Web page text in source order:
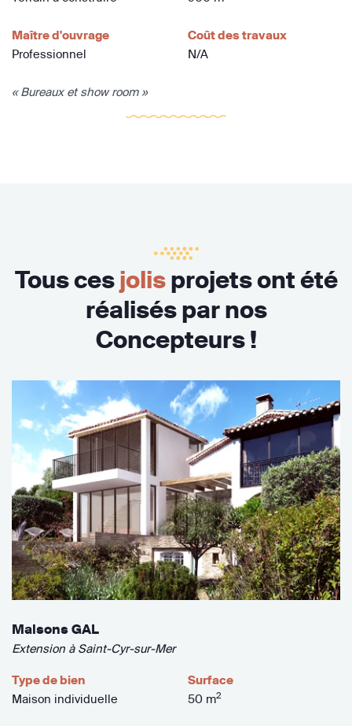
Maître d'ouvrage
Professionnel
Coût des travaux
N/A
« Bureaux et show room »
Tous cesjolisprojets ont été
réalisés par nos
Concepteurs !
Maisons GAL
Extension à Saint-Cyr-sur-Mer
Type de bien
Maison individuelle
Surface
50 m2